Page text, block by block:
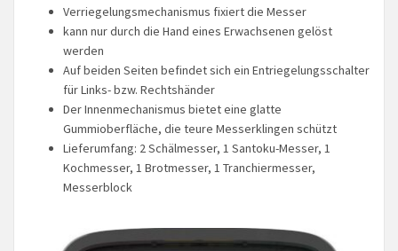
Verriegelungsmechanismus fixiert die Messer
kann nur durch die Hand eines Erwachsenen gelöst
werden
Auf beiden Seiten befindet sich ein Entriegelungsschalter
für Links- bzw. Rechtshänder
Der Innenmechanismus bietet eine glatte
Gummioberfläche, die teure Messerklingen schützt
Lieferumfang: 2 Schälmesser, 1 Santoku-Messer, 1
Kochmesser, 1 Brotmesser, 1 Tranchiermesser,
Messerblock